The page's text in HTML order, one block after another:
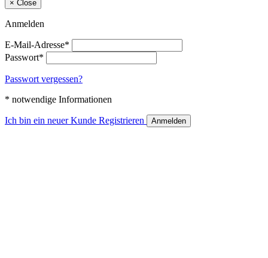
× Close
Anmelden
E-Mail-Adresse*
Passwort*
Passwort vergessen?
* notwendige Informationen
Ich bin ein neuer Kunde Registrieren Anmelden